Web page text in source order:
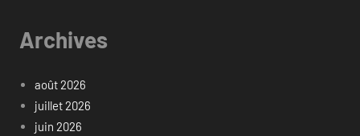
Archives
août 2026
juillet 2026
juin 2026